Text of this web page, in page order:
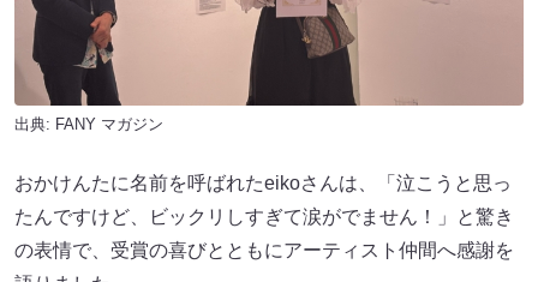
出典: FANY マガジン
おかけんたに名前を呼ばれたeikoさんは、「泣こうと思っ
たんですけど、ビックリしすぎて涙がでません！」と驚き
の表情で、受賞の喜びとともにアーティスト仲間へ感謝を